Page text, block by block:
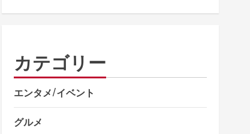
カテゴリー
エンタメ/イベント
グルメ